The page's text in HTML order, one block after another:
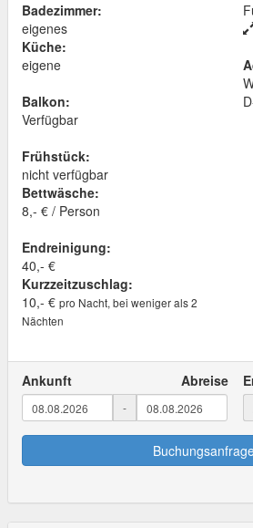
Badezimmer:
eigenes
Küche:
eigene
Balkon:
Verfügbar
Frühstück:
nicht verfügbar
Bettwäsche:
8,- € / Person
Endreinigung:
40,- €
Kurzzeitzuschlag:
10,- € pro Nacht, bei weniger als 2
Nächten
D
Ankunft Abreise
-